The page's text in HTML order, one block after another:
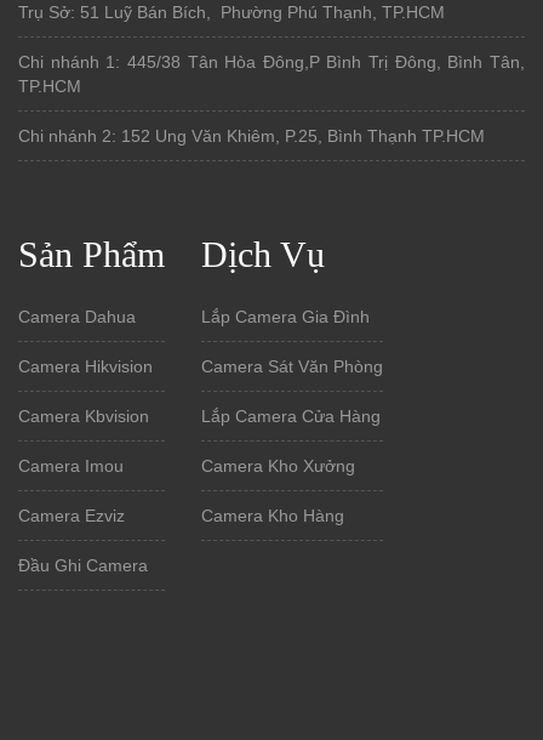
Trụ Sở: 51 Luỹ Bán Bích, Phường Phú Thạnh, TP.HCM
Chi nhánh 1: 445/38 Tân Hòa Đông,P Bình Trị Đông, Bình Tân,
TP.HCM
Chi nhánh 2: 152 Ung Văn Khiêm, P.25, Bình Thạnh TP.HCM
Sản Phẩm
Camera Dahua
Camera Hikvision
Camera Kbvision
Camera Imou
Camera Ezviz
Đầu Ghi Camera
Dịch Vụ
Lắp Camera Gia Đình
Camera Sát Văn Phòng
Lắp Camera Cửa Hàng
Camera Kho Xưởng
Camera Kho Hàng